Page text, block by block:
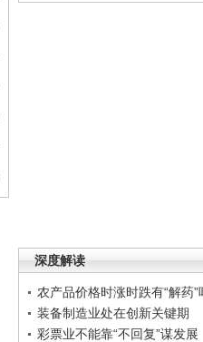
深度解读
农产品价格时涨时跌有“解药”
装备制造业处在创新关键期
彩票业不能靠“不回复”谋发展